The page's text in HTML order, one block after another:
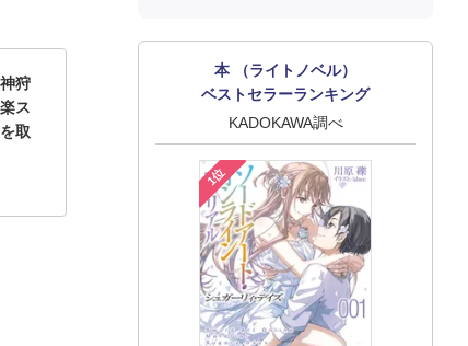
狩
ス
取
本 （ライトノベル）
ベストセラーランキング
KADOKAWA調べ
1位